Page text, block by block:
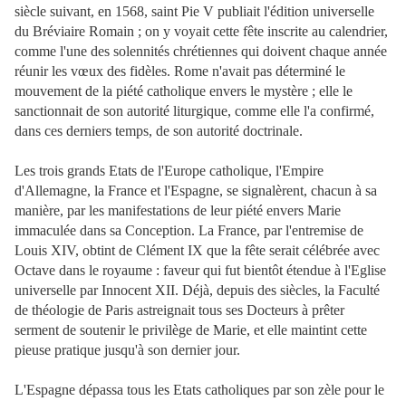
siècle suivant, en 1568, saint Pie V publiait l'édition universelle
du Bréviaire Romain ; on y voyait cette fête inscrite au calendrier,
comme l'une des solennités chrétiennes qui doivent chaque année
réunir les vœux des fidèles. Rome n'avait pas déterminé le
mouvement de la piété catholique envers le mystère ; elle le
sanctionnait de son autorité liturgique, comme elle l'a confirmé,
dans ces derniers temps, de son autorité doctrinale.
Les trois grands Etats de l'Europe catholique, l'Empire
d'Allemagne, la France et l'Espagne, se signalèrent, chacun à sa
manière, par les manifestations de leur piété envers Marie
immaculée dans sa Conception. La France, par l'entremise de
Louis XIV, obtint de Clément IX que la fête serait célébrée avec
Octave dans le royaume : faveur qui fut bientôt étendue à l'Eglise
universelle par Innocent XII. Déjà, depuis des siècles, la Faculté
de théologie de Paris astreignait tous ses Docteurs à prêter
serment de soutenir le privilège de Marie, et elle maintint cette
pieuse pratique jusqu'à son dernier jour.
L'Espagne dépassa tous les Etats catholiques par son zèle pour le